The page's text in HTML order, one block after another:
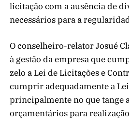
licitação com a ausência de
necessários para a
O conselheiro-relator Josué
à gestão da empresa que
zelo a Lei de Licitações e
cumprir adequadamente a
principalmente no que tange
orçamentários para